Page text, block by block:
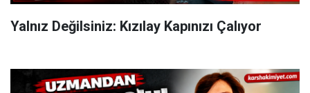
Yalnız Değilsiniz: Kızılay Kapınızı Çalıyor